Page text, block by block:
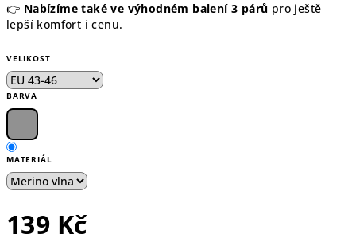
👉 Nabízíme také ve výhodném balení 3 párů pro ještě
lepší komfort i cenu.
VELIKOST
BARVA
MATERIÁL
139 Kč